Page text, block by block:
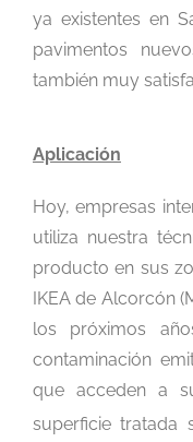
ya existentes en
pavimentos
también muy
Aplicación
Hoy, empresas
utiliza nuestra
producto en sus
IKEA de Alcorcón
los próximos
contaminación
que acceden a
superficie tratada